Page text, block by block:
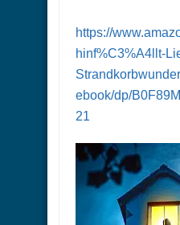
https://
hinf%C3%A4llt-
ebook/dp/
21